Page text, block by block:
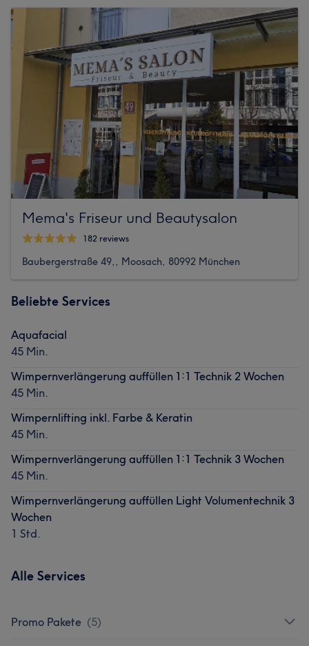
Mema's Friseur und Beautysalon
182 reviews
Baubergerstraße 49,, Moosach, 80992 München
Beliebte Services
Aquafacial
45 Min.
Wimpernverlängerung auffüllen 1:1 Technik 2 Wochen
45 Min.
Wimpernlifting inkl. Farbe & Keratin
45 Min.
Wimpernverlängerung auffüllen 1:1 Technik 3 Wochen
45 Min.
Wimpernverlängerung auffüllen Light Volumentechnik 3
Wochen
1 Std.
Alle Services
Promo Pakete (5)